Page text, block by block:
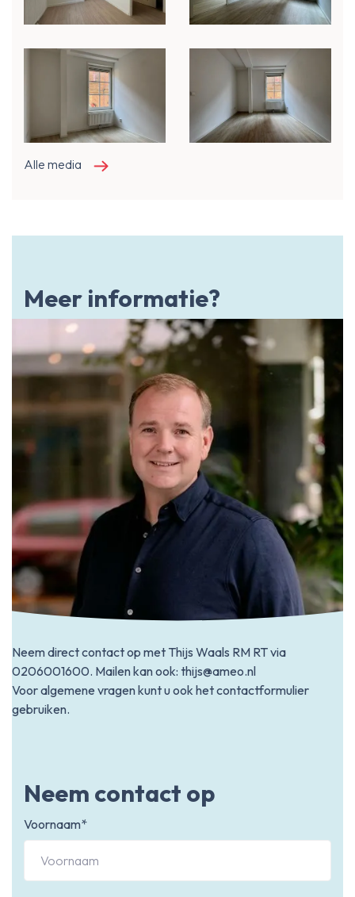
Alle media
Meer informatie?
Neem direct contact op met Thijs Waals RM RT via
0206001600. Mailen kan ook: thijs@ameo.nl
Voor algemene vragen kunt u ook het contactformulier
gebruiken.
Neem contact op
Voornaam*